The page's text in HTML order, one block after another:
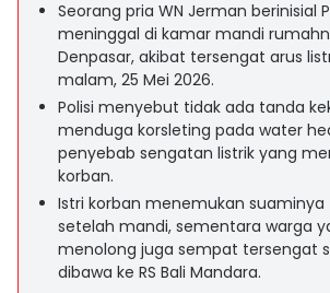
Seorang pria WN Jerman berinisial
meninggal di kamar mandi
Denpasar, akibat tersengat arus
malam, 25 Mei 2026.
Polisi menyebut tidak ada tanda
menduga korsleting pada water
penyebab sengatan listrik yang
korban.
Istri korban menemukan suaminya
setelah mandi, sementara warga
menolong juga sempat tersengat
dibawa ke RS Bali Mandara.